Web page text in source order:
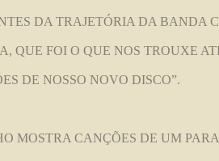
DA TRAJETÓRIA DA BANDA
QUE FOI O QUE NOS TROUXE
DE NOSSO NOVO DISCO”.
MOSTRA CANÇÕES DE UM